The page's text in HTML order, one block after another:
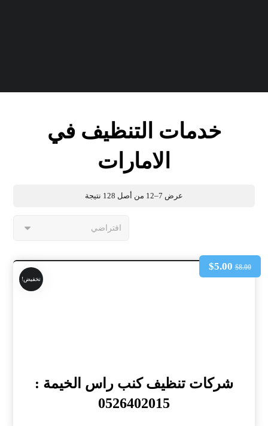
خدمات التنظيف في
الامارات
عرض 7–12 من أصل 128 نتيجة
تخفيض!
شركات تنظيف كنب راس الخيمة :
0526402015
$8.00
$5.00